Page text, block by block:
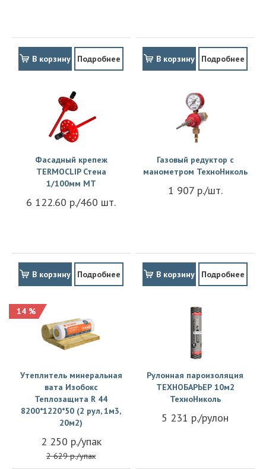
В корзину Подробнее В корзину Подробнее
Фасадный крепеж
TERMOCLIP Стена
1/100мм MT
6 122.60 р./460 шт.
В корзину Подробнее
Газовый редуктор с
манометром ТехноНиколь
1 907 р./шт.
В корзину Подробнее
14 %
Утеплитель минеральная
вата Изобокс
Теплозащита R 44
8200*1220*50 (2 рул, 1м3,
20м2)
2 250 р./упак
2 629 р./упак
Рулонная пароизоляция
ТЕХНОБАРЬЕР 10м2
ТехноНиколь
5 231 р./рулон